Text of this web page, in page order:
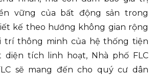
vững của bất động sản trong
kế theo hướng không gian rộng
trí thông minh của hệ thống tiện
tích linh hoạt, Nhà phố FLC
sẽ mang đến cho quý cư dân